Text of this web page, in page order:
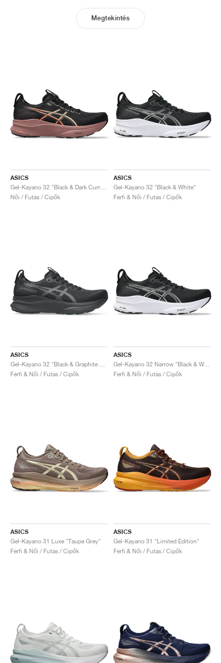
Megtekintés
ASICS
Gel-Kayano 32 "Black & Dark Currant"
Női / Futás / Cipők
ASICS
Gel-Kayano 32 "Black & White"
Férfi & Női / Futás / Cipők
ASICS
Gel-Kayano 32 "Black & Graphite Grey"
Férfi & Női / Futás / Cipők
ASICS
Gel-Kayano 32 Narrow "Black & White"
Férfi & Női / Futás / Cipők
ASICS
Gel-Kayano 31 Luxe "Taupe Grey"
Férfi & Női / Futás / Cipők
ASICS
Gel-Kayano 31 "Limited Edition"
Férfi & Női / Futás / Cipők